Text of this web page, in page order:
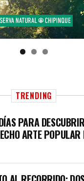
TRENDING
PARA
ARTE POPULAR